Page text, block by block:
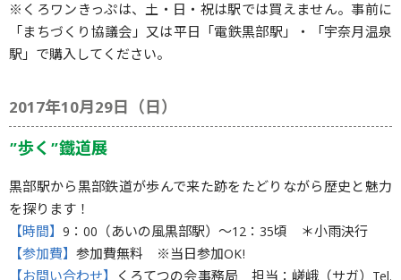
※くろワンきっぷは、土・日・祝は駅では買えません。事前に
「まちづくり協議会」又は平日「電鉄黒部駅」・「宇奈月温泉
駅」で購入してください。
2017年10月29日（日）
”歩く”鐵道展
黒部駅から黒部鉄道が歩んで来た跡をたどりながら歴史と魅力
を探ります！
【時間】 9：00（あいの風黒部駅）〜12：35頃 ＊小雨決行
【参加費】 参加費無料 ※当日参加OK!